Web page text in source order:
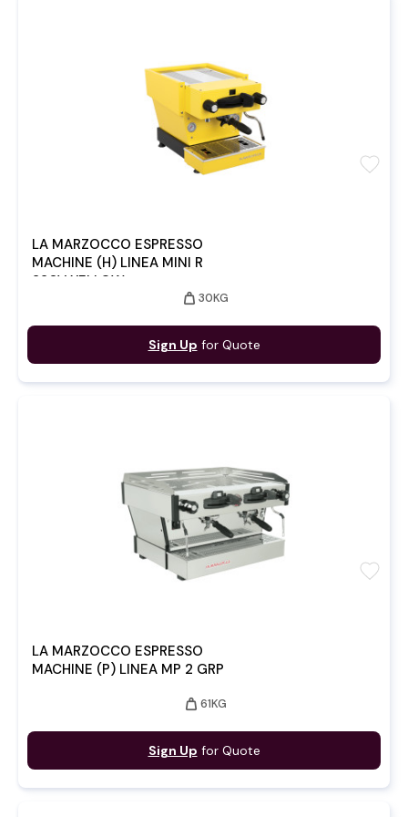
LA MARZOCCO ESPRESSO
MACHINE (H) LINEA MINI R
220V YELLOW
weight 30KG
Sign Up for Quote
favorite
LA MARZOCCO ESPRESSO
MACHINE (P) LINEA MP 2 GRP
weight 61KG
Sign Up for Quote
favorite